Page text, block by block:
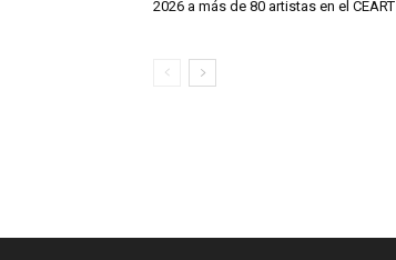
2026 a más de 80 artistas en el CEART